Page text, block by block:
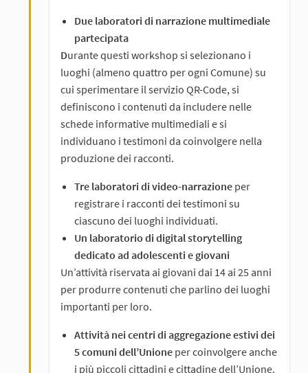
Due laboratori di narrazione multimediale
partecipata
Durante questi workshop si selezionano i
luoghi (almeno quattro per ogni Comune) su
cui sperimentare il servizio QR-Code, si
definiscono i contenuti da includere nelle
schede informative multimediali e si
individuano i testimoni da coinvolgere nella
produzione dei racconti.
Tre laboratori di video-narrazione per
registrare i racconti dei testimoni su
ciascuno dei luoghi individuati.
Un laboratorio di digital storytelling
dedicato ad adolescenti e giovani
Un’attività riservata ai giovani dai 14 ai 25 anni
per produrre contenuti che parlino dei luoghi
importanti per loro.
Attività nei centri di aggregazione estivi dei
5 comuni dell’Unione per coinvolgere anche
i più piccoli cittadini e cittadine dell’Unione.